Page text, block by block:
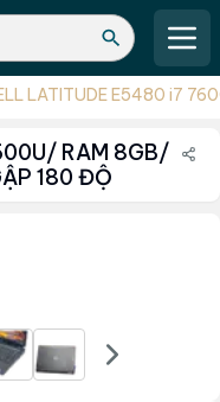
LATITUDE E5480 i7
RAM 8GB/
180 ĐỘ